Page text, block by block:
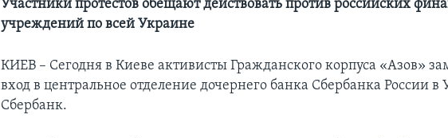
Участники протестов обещают действовать против российских
учреждений по всей Украине
КИЕВ – Сегодня в Киеве активисты Гражданского корпуса «Азов»
вход в центральное отделение дочернего банка Сбербанка России в
Сбербанк.